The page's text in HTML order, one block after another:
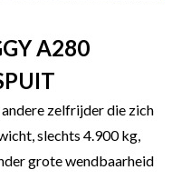
A280
zelfrijder die zich
slechts 4.900 kg,
grote wendbaarheid